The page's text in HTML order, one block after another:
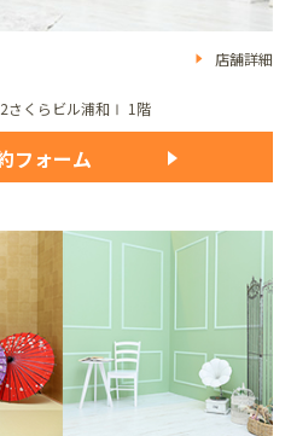
店舗詳細
さくらビル浦和Ⅰ 1階
フォーム